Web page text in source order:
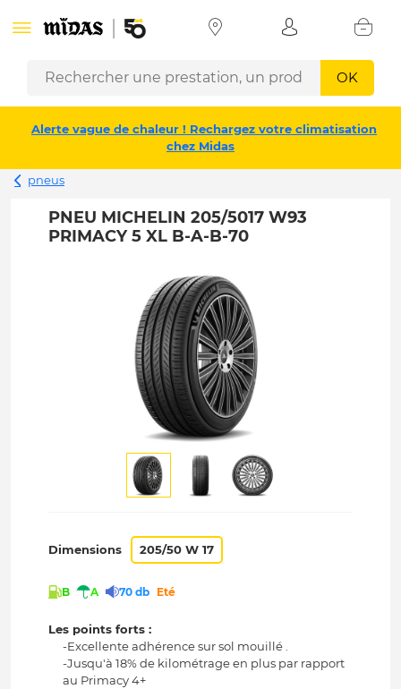
OK
Alerte vague de chaleur ! Rechargez votre climatisation
chez Midas
pneus
PNEU MICHELIN 205/5017 W93
PRIMACY 5 XL B-A-B-70
Dimensions 205/50 W 17
B A 70 db Eté
Les points forts :
-Excellente adhérence sur sol mouillé .
-Jusqu'à 18% de kilométrage en plus par rapport
au Primacy 4+